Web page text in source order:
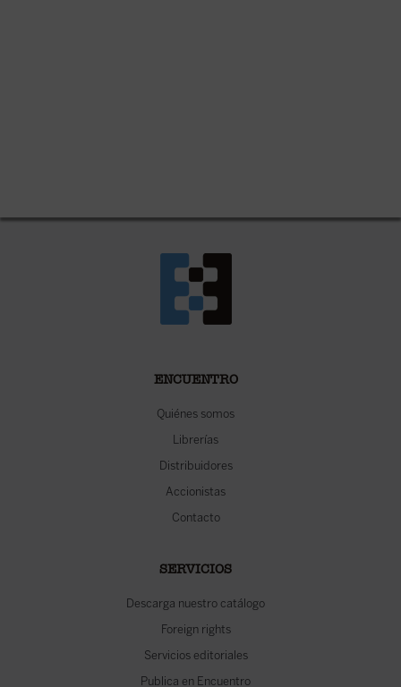
ENCUENTRO
Quiénes somos
Librerías
Distribuidores
Accionistas
Contacto
SERVICIOS
Descarga nuestro catálogo
Foreign rights
Servicios editoriales
Publica en Encuentro